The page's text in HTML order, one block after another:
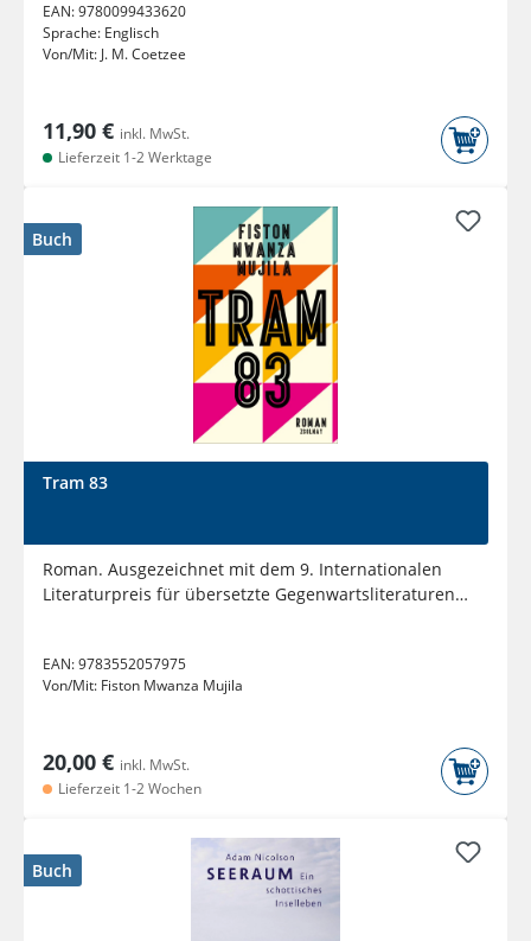
EAN:9780099433620
Sprache: Englisch
Von/Mit: J. M. Coetzee
11,90 € inkl. MwSt.
Lieferzeit 1-2 Werktage
Buch
Tram 83
Roman. Ausgezeichnet mit dem 9. Internationalen
Literaturpreis für übersetzte Gegenwartsliteraturen
EAN:9783552057975
Von/Mit: Fiston Mwanza Mujila
20,00 € inkl. MwSt.
Lieferzeit 1-2 Wochen
Buch